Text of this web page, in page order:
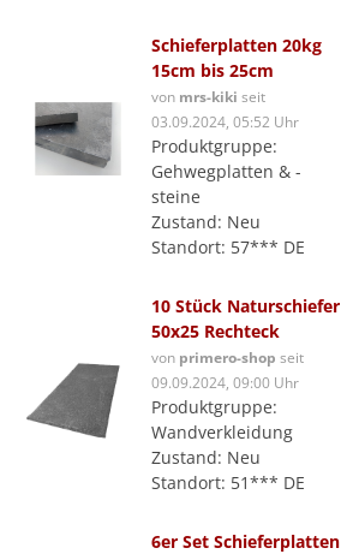
Schieferplatten 20kg
15cm bis 25cm
von mrs-kiki seit
03.09.2024, 05:52 Uhr
Produktgruppe:
Gehwegplatten & -
steine
Zustand: Neu
Standort: 57*** DE
10 Stück Naturschiefer
50x25 Rechteck
von primero-shop seit
09.09.2024, 09:00 Uhr
Produktgruppe:
Wandverkleidung
Zustand: Neu
Standort: 51*** DE
6er Set Schieferplatten